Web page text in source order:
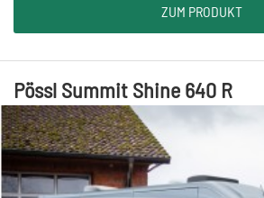
ZUM PRODUKT
Pössl Summit Shine 640 R